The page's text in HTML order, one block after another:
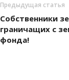
Предыдущая статья
Собственники
граничащих с
фонда!